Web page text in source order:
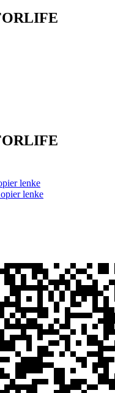
lenke
lenke